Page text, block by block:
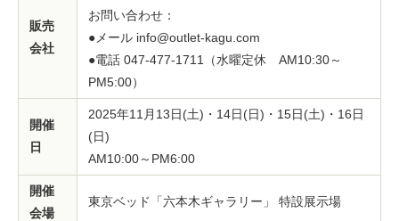
販売
会社
お問い合わせ：
●メール info@outlet-kagu.com
●電話 047-477-1711（水曜定休 AM10:30～
PM5:00）
開催
日
2025年11月13日(土)・14日(日)・15日(土)・16日
(日)
AM10:00～PM6:00
開催
会場
東京ベッド「六本木ギャラリー」 特設展示場